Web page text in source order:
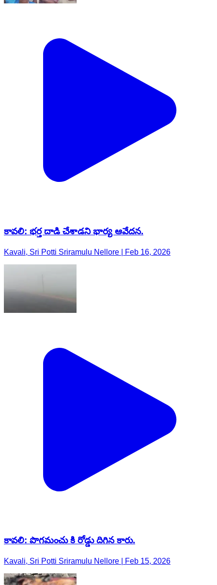
కావలి: భర్త దాడి చేశాడని భార్య ఆవేదన.
Kavali, Sri Potti Sriramulu Nellore | Feb 16, 2026
కావలి: పొగమంచు కి రోడ్డు దిగిన కారు.
Kavali, Sri Potti Sriramulu Nellore | Feb 15, 2026